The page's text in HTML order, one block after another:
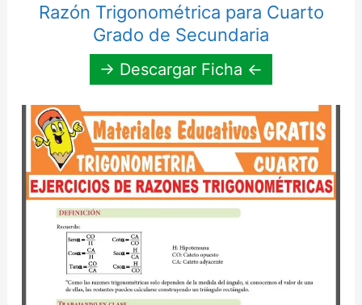
Razón Trigonométrica para Cuarto
Grado de Secundaria
→ Descargar Ficha ←